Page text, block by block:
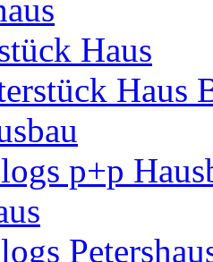
Haus
Haus
p+p